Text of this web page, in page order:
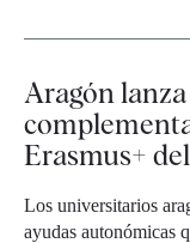
Aragón lanza
Erasmus+
Los universitarios
ayudas autonómicas